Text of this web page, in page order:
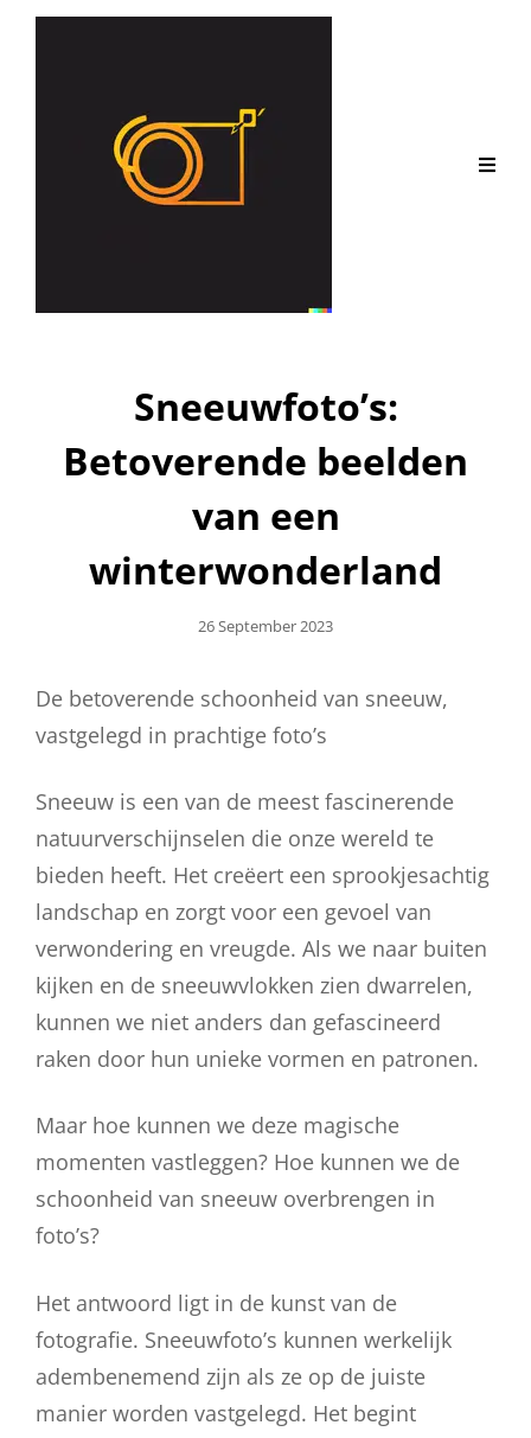
Sneeuwfoto’s:
Betoverende beelden
van een
winterwonderland
Geplaatst
26 September 2023
De betoverende schoonheid van sneeuw,
vastgelegd in prachtige foto’s
Sneeuw is een van de meest fascinerende
natuurverschijnselen die onze wereld te
bieden heeft. Het creëert een sprookjesachtig
landschap en zorgt voor een gevoel van
verwondering en vreugde. Als we naar buiten
kijken en de sneeuwvlokken zien dwarrelen,
kunnen we niet anders dan gefascineerd
raken door hun unieke vormen en patronen.
Maar hoe kunnen we deze magische
momenten vastleggen? Hoe kunnen we de
schoonheid van sneeuw overbrengen in
foto’s?
Het antwoord ligt in de kunst van de
fotografie. Sneeuwfoto’s kunnen werkelijk
adembenemend zijn als ze op de juiste
manier worden vastgelegd. Het begint